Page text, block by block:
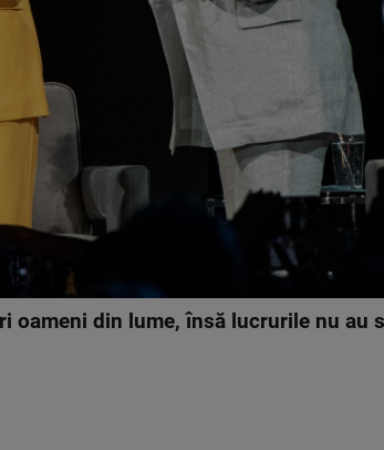
din lume, însă lucrurile nu au